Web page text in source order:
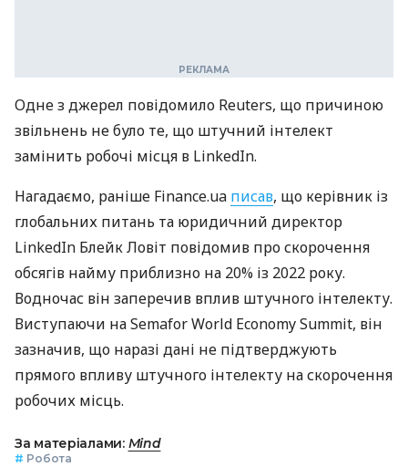
Одне з джерел повідомило Reuters, що причиною
звільнень не було те, що штучний інтелект
замінить робочі місця в LinkedIn.
Нагадаємо, раніше Finance.ua писав, що керівник із
глобальних питань та юридичний директор
LinkedIn Блейк Ловіт повідомив про скорочення
обсягів найму приблизно на 20% із 2022 року.
Водночас він заперечив вплив штучного інтелекту.
Виступаючи на Semafor World Economy Summit, він
зазначив, що наразі дані не підтверджують
прямого впливу штучного інтелекту на скорочення
робочих місць.
За матеріалами: Mind
# Робота